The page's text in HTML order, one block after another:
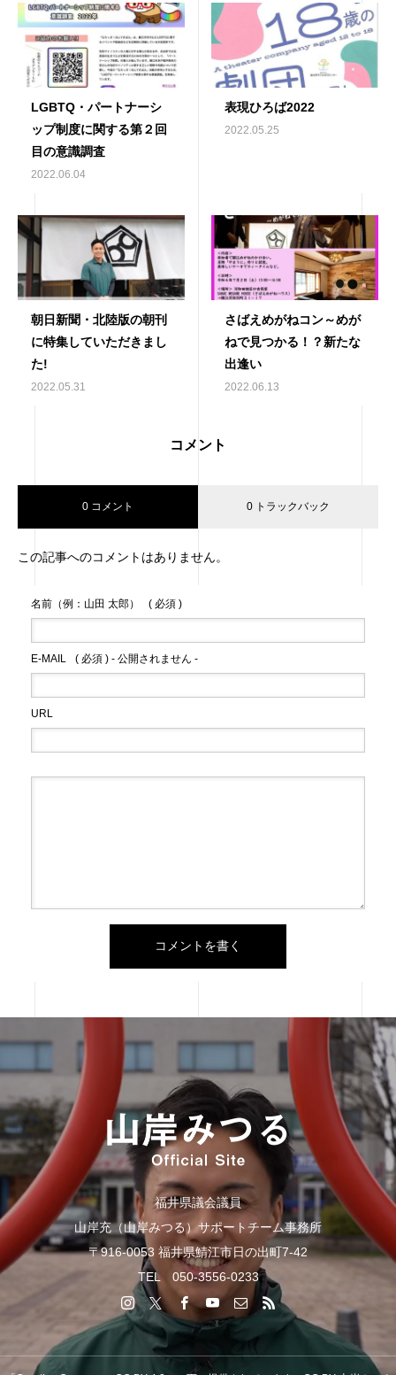
LGBTQ・パートナーシ
ップ制度に関する第２回
目の意識調査
2022.06.04
表現ひろば2022
2022.05.25
朝日新聞・北陸版の朝刊
に特集していただきまし
た!
2022.05.31
さばえめがねコン～めが
ねで見つかる！？新たな
出逢い
2022.06.13
コメント
0 コメント 0 トラックバック
この記事へのコメントはありません。
名前（例：山田 太郎） ( 必須 )
E-MAIL ( 必須 ) - 公開されません -
URL
福井県議会議員
山岸充（山岸みつる）サポートチーム事務所
〒916-0053 福井県鯖江市日の出町7-42
TEL 050-3556-0233